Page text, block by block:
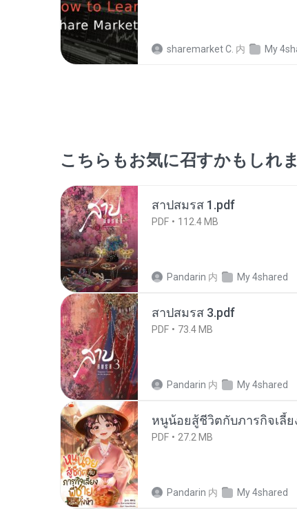
sharemarket C. 内 My
こちらもお気に召すかもしれ
สาปสมรส 1.pdf
PDF 112.4 MB
Pandarin 内 My 4shared
สาปสมรส 3.pdf
PDF 73.4 MB
Pandarin 内 My 4shared
หนูน้อยสู้ชีวิตกับภารกิจเลี้
PDF 27.2 MB
Pandarin 内 My 4shared